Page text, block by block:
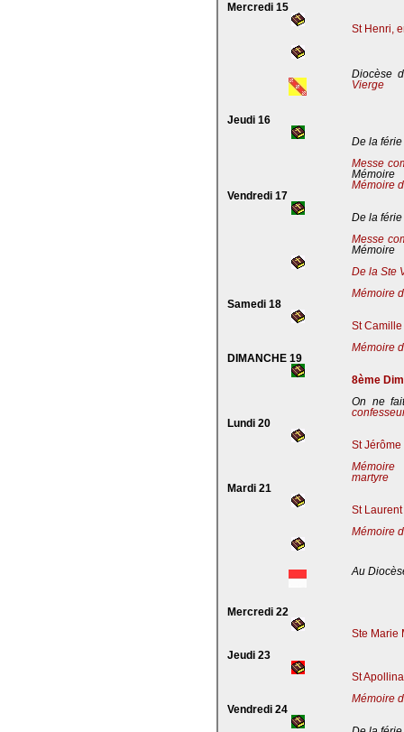
Mercredi 15
St Henri,
Diocèse
Vierge
Jeudi 16
De la férie
Messe
Mémoire
Mémoire
Vendredi 17
De la férie
Messe
Mémoire
De la Ste
Mémoire
Samedi 18
St
Mémoire
DIMANCHE 19
8ème
On ne
Lundi 20
St
Mémoire
martyre
Mardi 21
St
Mémoire
Au
Mercredi 22
Ste Marie
Jeudi 23
St
Mémoire
Vendredi 24